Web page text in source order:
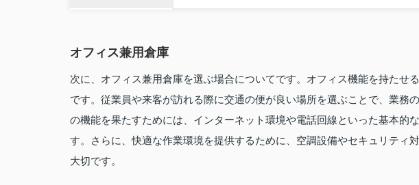
オフィス兼用倉庫
次に、オフィス兼用倉庫を選ぶ場合についてです。オフィス機能を持たせ
です。従業員や来客が訪れる際に交通の便が良い場所を選ぶことで、業務
の機能を果たすためには、インターネット環境や電話回線といった基本的
す。さらに、快適な作業環境を提供するために、空調設備やセキュリティ
大切です。